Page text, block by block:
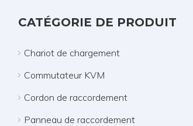
CATÉGORIE DE PRODUIT
Chariot de chargement
Commutateur KVM
Cordon de raccordement
Panneau de raccordement